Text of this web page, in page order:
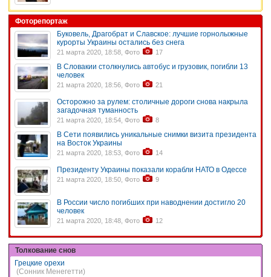
Фоторепортаж
Буковель, Драгобрат и Славское: лучшие горнолыжные
курорты Украины остались без снега
21 марта 2020, 18:58, Фото 17
В Словакии столкнулись автобус и грузовик, погибли 13
человек
21 марта 2020, 18:56, Фото 21
Осторожно за рулем: столичные дороги снова накрыла
загадочная туманность
21 марта 2020, 18:54, Фото 8
В Сети появились уникальные снимки визита президента
на Восток Украины
21 марта 2020, 18:53, Фото 14
Президенту Украины показали корабли НАТО в Одессе
21 марта 2020, 18:50, Фото 9
В России число погибших при наводнении достигло 20
человек
21 марта 2020, 18:48, Фото 12
Толкование снов
Грецкие орехи
(Сонник Менегетти)